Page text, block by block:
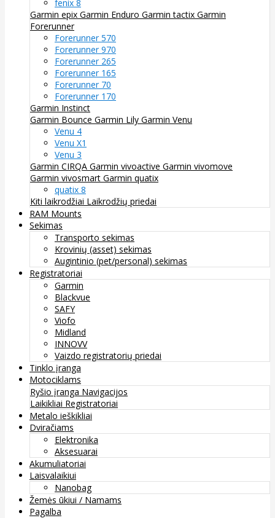
fenix 8
Garmin epix Garmin Enduro Garmin tactix Garmin
Forerunner
Forerunner 570
Forerunner 970
Forerunner 265
Forerunner 165
Forerunner 70
Forerunner 170
Garmin Instinct
Garmin Bounce Garmin Lily Garmin Venu
Venu 4
Venu X1
Venu 3
Garmin CIRQA Garmin vivoactive Garmin vivomove
Garmin vivosmart Garmin quatix
quatix 8
Kiti laikrodžiai Laikrodžių priedai
RAM Mounts
Sekimas
Transporto sekimas
Krovinių (asset) sekimas
Augintinio (pet/personal) sekimas
Registratoriai
Garmin
Blackvue
SAFY
Viofo
Midland
INNOVV
Vaizdo registratorių priedai
Tinklo įranga
Motociklams
Ryšio įranga Navigacijos
Laikikliai Registratoriai
Metalo ieškikliai
Dviračiams
Elektronika
Aksesuarai
Akumuliatoriai
Laisvalaikiui
Nanobag
Žemės ūkiui / Namams
Pagalba